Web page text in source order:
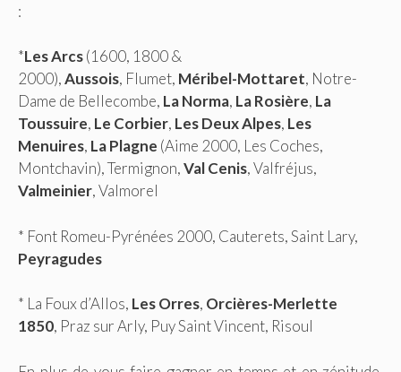
:
*Les Arcs(1600, 1800 &
2000),Aussois, Flumet, Méribel-Mottaret, Notre-
Dame de Bellecombe, La Norma, La Rosière, La
Toussuire, Le Corbier, Les Deux Alpes, Les
Menuires, La Plagne (Aime 2000, Les Coches,
Montchavin), Termignon,Val Cenis, Valfréjus,
Valmeinier, Valmorel
* Font Romeu-Pyrénées 2000, Cauterets, Saint Lary,
Peyragudes
* La Foux d’Allos, Les Orres, Orcières-Merlette
1850, Praz sur Arly, Puy Saint Vincent, Risoul